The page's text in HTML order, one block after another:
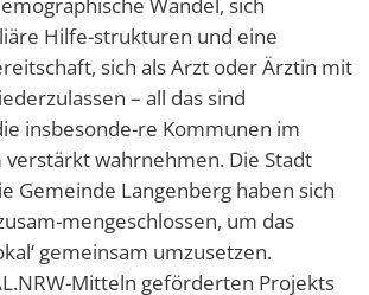
Hilfe-strukturen und eine
sich als Arzt oder Ärztin mit
– all das sind
insbesonde-re Kommunen im
verstärkt wahrnehmen. Die Stadt
Gemeinde Langenberg haben sich
mengeschlossen, um das
gemeinsam umzusetzen.
Mitteln geförderten Projekts